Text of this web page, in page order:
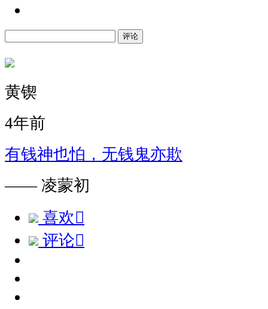
评论
黄锲
4年前
有钱神也怕，无钱鬼亦欺
—— 凌蒙初
喜欢
评论